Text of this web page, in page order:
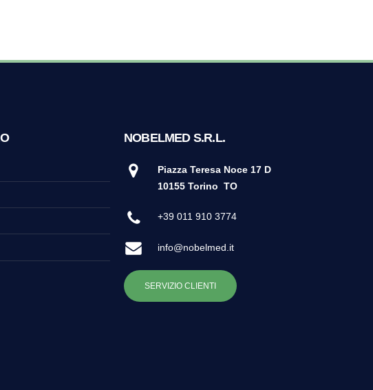
NOBELMED S.R.L.
Piazza Teresa Noce 17 D
10155 Torino TO
+39 011 910 3774
info@nobelmed.it
SERVIZIO CLIENTI